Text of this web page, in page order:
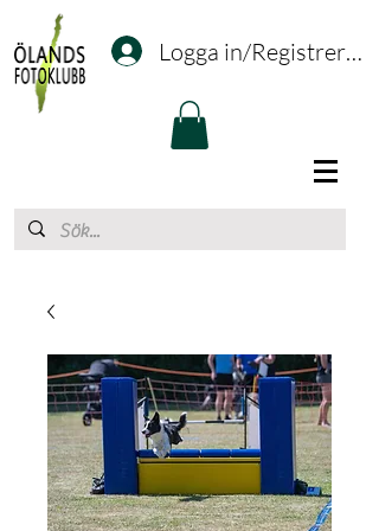
Logga in/Registrering